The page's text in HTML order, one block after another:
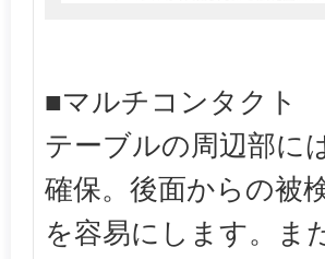
■マルチコンタクト
テーブルの周辺部に
確保。後面からの被
を容易にします。ま